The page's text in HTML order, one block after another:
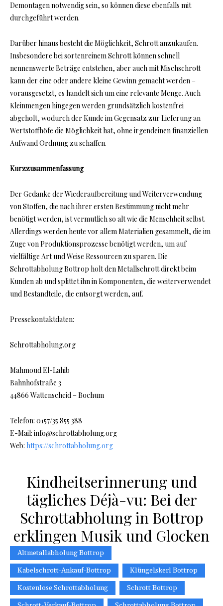
Demontagen notwendig sein, so können diese ebenfalls mit
durchgeführt werden.
Darüber hinaus besteht die Möglichkeit, Schrott anzukaufen.
Insbesondere bei sortenreinem Schrott können schnell
nennenswerte Beträge entstehen, aber auch mit Mischschrott
kann der eine oder andere kleine Gewinn gemacht werden –
vorausgesetzt, es handelt sich um eine relevante Menge. Auch
Kleinmengen hingegen werden grundsätzlich kostenfrei
abgeholt, wodurch der Kunde im Gegensatz zur Lieferung an
Wertstoffhöfe die Möglichkeit hat, ohne irgendeinen finanziellen
Aufwand Ordnung zu schaffen.
Kurzzusammenfassung
Der Gedanke der Wiederaufbereitung und Weiterverwendung
von Stoffen, die nach ihrer ersten Bestimmung nicht mehr
benötigt werden, ist vermutlich so alt wie die Menschheit selbst.
Allerdings werden heute vor allem Materialien gesammelt, die im
Zuge von Produktionsprozesse benötigt werden, um auf
vielfältige Art und Weise Ressourcen zu sparen. Die
Schrottabholung Bottrop holt den Metallschrott direkt beim
Kunden ab und splittet ihn in Komponenten, die weiterverwendet
und Bestandteile, die entsorgt werden, auf.
Pressekontaktdaten:
Schrottabholung.org
Mahmoud El-Lahib
Bahnhofstraße 3
44866 Wattenscheid – Bochum
Telefon: 0157/35 855 388
E-Mail: info@schrottabholung.org
Web: https://schrottabholung.org
Kindheitserinnerung und
tägliches Déjà-vu: Bei der
Schrottabholung in Bottrop
erklingen Musik und Glocken
Altmetallabholung Bottrop
Kabelschrott-Ankauf-Bottrop
Klüngelskerl Bottrop
Kostenlose Schrottabholung
Schrott Bottrop